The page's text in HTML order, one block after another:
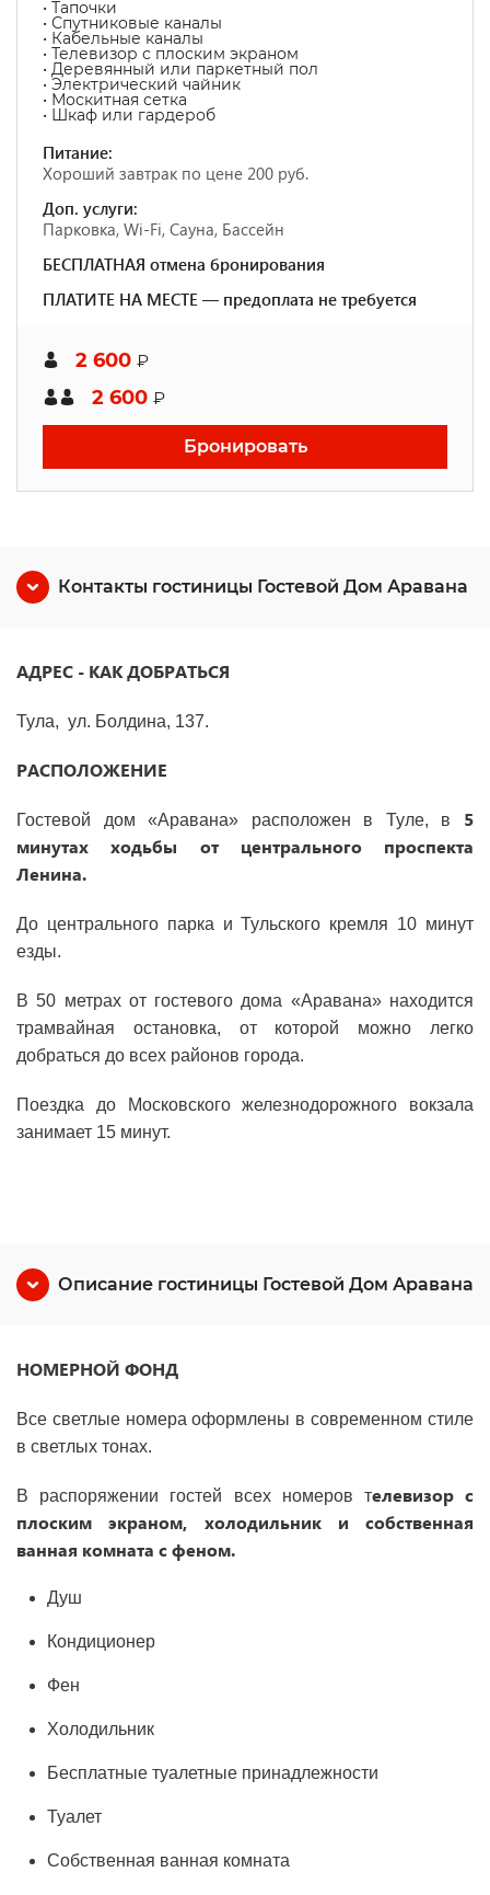
• Тапочки
• Спутниковые каналы
• Кабельные каналы
• Телевизор с плоским экраном
• Деревянный или паркетный пол
• Электрический чайник
• Москитная сетка
• Шкаф или гардероб
Питание:
Хороший завтрак по цене 200 руб.
Доп. услуги:
Парковка, Wi-Fi, Сауна, Бассейн
БЕСПЛАТНАЯ отмена бронирования
ПЛАТИТЕ НА МЕСТЕ — предоплата не требуется
2 600 ₽
2 600 ₽
Бронировать
Контакты гостиницы Гостевой Дом Аравана
АДРЕС - КАК ДОБРАТЬСЯ
Тула, ул. Болдина, 137.
РАСПОЛОЖЕНИЕ
Гостевой дом «Аравана» расположен в Туле, в 5
минутах ходьбы от центрального проспекта
Ленина.
До центрального парка и Тульского кремля 10 минут
езды.
В 50 метрах от гостевого дома «Аравана» находится
трамвайная остановка, от которой можно легко
добраться до всех районов города.
Поездка до Московского железнодорожного вокзала
занимает 15 минут.
Описание гостиницы Гостевой Дом Аравана
НОМЕРНОЙ ФОНД
Все светлые номера оформлены в современном стиле
в светлых тонах.
В распоряжении гостей всех номеров телевизор с
плоским экраном, холодильник и собственная
ванная комната с феном.
Душ
Кондиционер
Фен
Холодильник
Бесплатные туалетные принадлежности
Туалет
Собственная ванная комната